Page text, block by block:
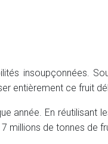
insoupçonnées.
entièrement ce fruit
année. En
millions de tonnes de